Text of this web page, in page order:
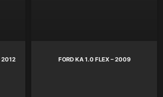
2012 FORD KA 1.0 FLEX – 2009